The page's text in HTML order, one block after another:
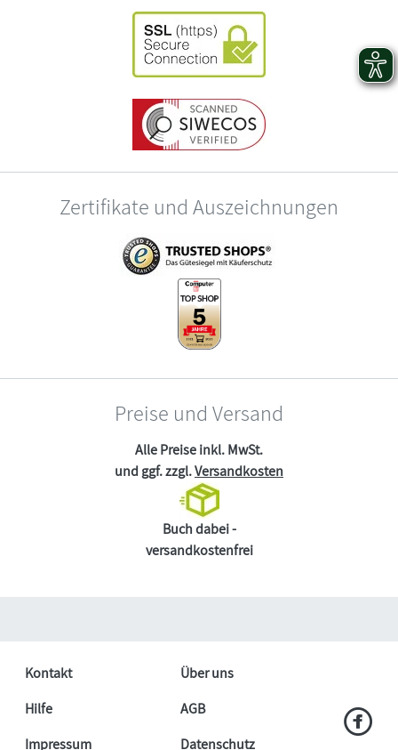
Zertifikate und Auszeichnungen
Preise und Versand
Alle Preise inkl. MwSt.
und ggf. zzgl.Versandkosten
Buch dabei -
versandkostenfrei
Kontakt
Über uns
Hilfe
AGB
Impressum
Datenschutz